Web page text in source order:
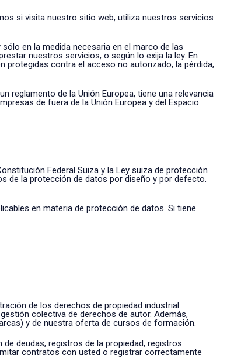
si visita nuestro sitio web, utiliza nuestros servicios
en la medida necesaria en el marco de las
nuestros servicios, o según lo exija la ley. En
contra el acceso no autorizado, la pérdida,
reglamento de la Unión Europea, tiene una relevancia
de fuera de la Unión Europea y del Espacio
Federal Suiza y la Ley suiza de protección
de la protección de datos por diseño y por defecto.
en materia de protección de datos. Si tiene
de los derechos de propiedad industrial
colectiva de derechos de autor. Además,
y de nuestra oferta de cursos de formación.
deudas, registros de la propiedad, registros
contratos con usted o registrar correctamente